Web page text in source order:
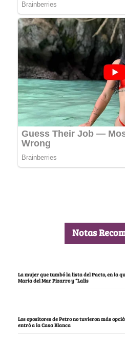
Notas
La mujer que tumbó la lista del Pacto, en la
María del Mar Pizarro y “Lalis
Los opositores de Petro no tuvieron más
entró a la Casa Blanca